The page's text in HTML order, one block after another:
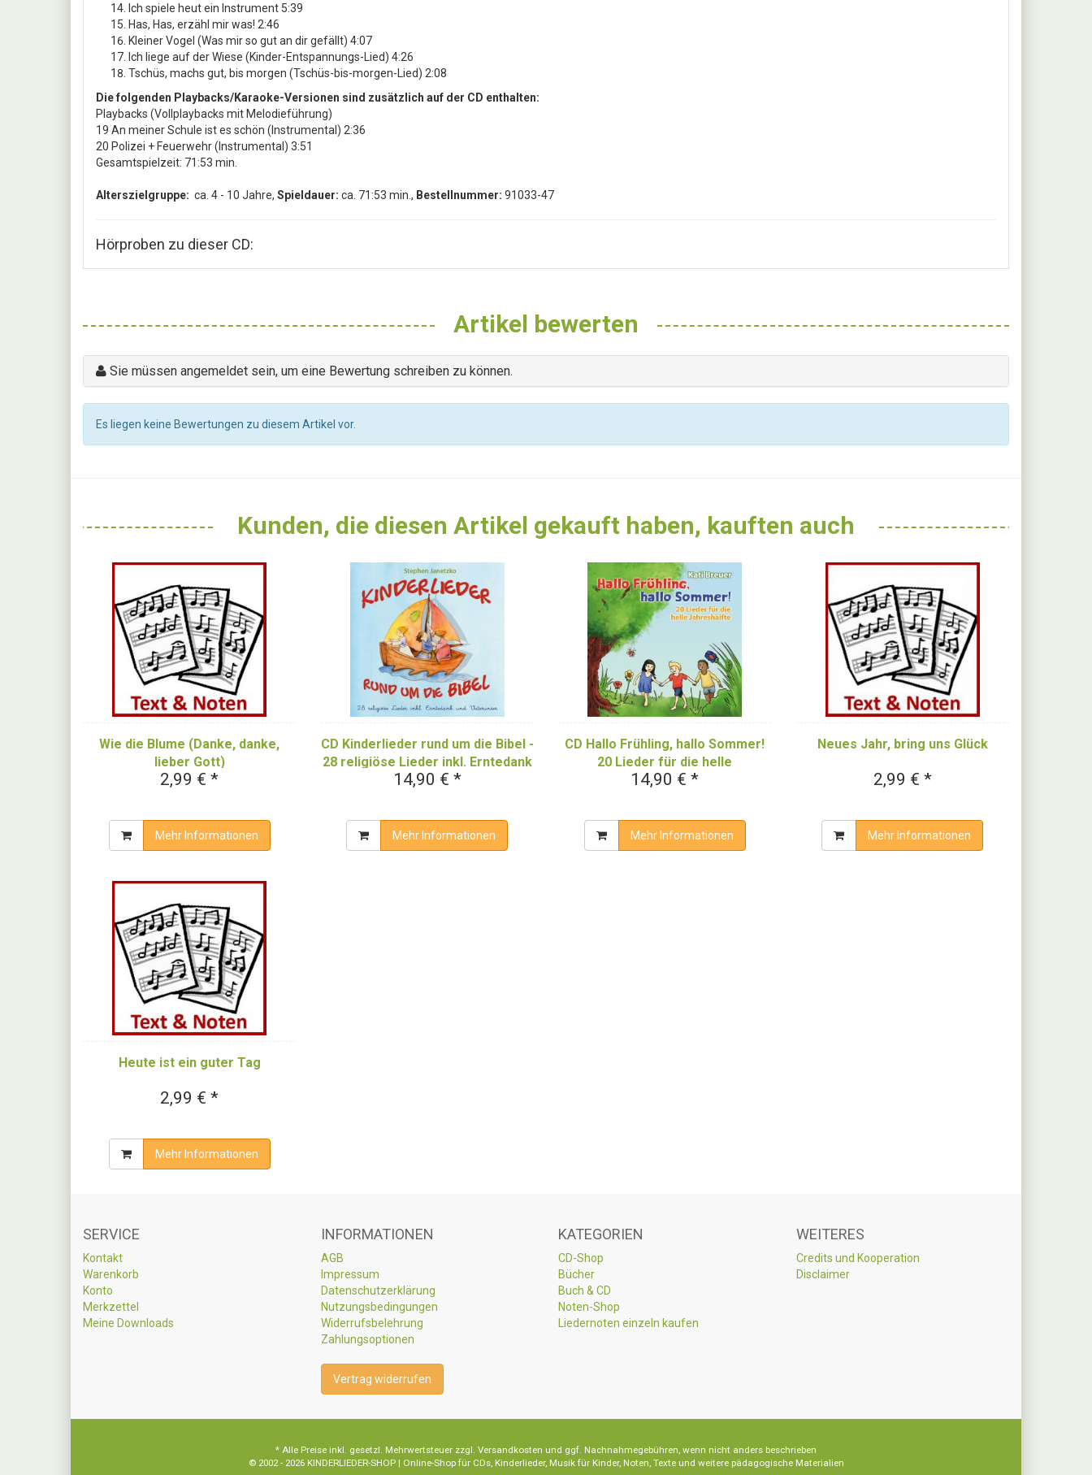
Ich spiele heut ein Instrument 5:39
Has, Has, erzähl mir was! 2:46
Kleiner Vogel (Was mir so gut an dir gefällt) 4:07
Ich liege auf der Wiese (Kinder-Entspannungs-Lied) 4:26
Tschüs, machs gut, bis morgen (Tschüs-bis-morgen-Lied) 2:08
Die folgenden Playbacks/Karaoke-Versionen sind zusätzlich auf der CD enthalten:
Playbacks (Vollplaybacks mit Melodieführung)
19 An meiner Schule ist es schön (Instrumental) 2:36
20 Polizei + Feuerwehr (Instrumental) 3:51
Gesamtspielzeit: 71:53 min.
Alterszielgruppe: ca. 4 - 10 Jahre, Spieldauer: ca. 71:53 min., Bestellnummer: 91033-47
Hörproben zu dieser CD:
Artikel bewerten
Sie müssen angemeldet sein, um eine Bewertung schreiben zu können.
Es liegen keine Bewertungen zu diesem Artikel vor.
Kunden, die diesen Artikel gekauft haben, kauften auch
Wie die Blume (Danke, danke,
lieber Gott)
2,99 € *
Mehr Informationen
CD Kinderlieder rund um die Bibel -
28 religiöse Lieder inkl. Erntedank
und Vaterunser
14,90 € *
Mehr Informationen
CD Hallo Frühling, hallo Sommer!
20 Lieder für die helle
Jahreshälfte
14,90 € *
Mehr Informationen
Neues Jahr, bring uns Glück
2,99 € *
Mehr Informationen
Heute ist ein guter Tag
2,99 € *
Mehr Informationen
SERVICE
Kontakt
Warenkorb
Konto
Merkzettel
Meine Downloads
INFORMATIONEN
AGB
Impressum
Datenschutzerklärung
Nutzungsbedingungen
Widerrufsbelehrung
Zahlungsoptionen
Vertrag widerrufen
KATEGORIEN
CD-Shop
Bücher
Buch & CD
Noten-Shop
Liedernoten einzeln kaufen
WEITERES
Credits und Kooperation
Disclaimer
* Alle Preise inkl. gesetzl. Mehrwertsteuer zzgl. Versandkosten und ggf. Nachnahmegebühren, wenn nicht anders beschrieben
© 2002 - 2026 KINDERLIEDER-SHOP | Online-Shop für CDs, Kinderlieder, Musik für Kinder, Noten, Texte und weitere pädagogische Materialien